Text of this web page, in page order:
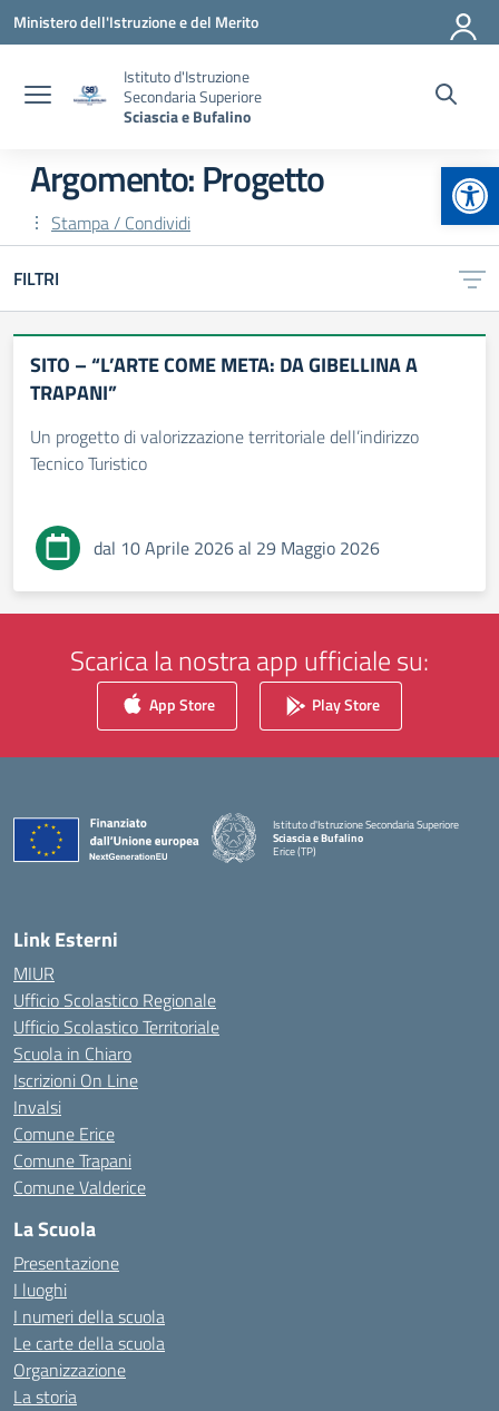
Vai ai contenuti
Vai al menu di navigazione
Vai al footer
Ministero dell'Istruzione e del Merito
Istituto d'Istruzione
Secondaria Superiore
Sciascia e Bufalino
Argomento: Progetto
Stampa / Condividi
FILTRI
SITO – “L’ARTE COME META: DA GIBELLINA A
TRAPANI”
Un progetto di valorizzazione territoriale dell’indirizzo
Tecnico Turistico
dal 10 Aprile 2026 al 29 Maggio 2026
Scarica la nostra app ufficiale su:
App Store Play Store
Istituto d'Istruzione Secondaria Superiore
Sciascia e Bufalino
Erice (TP)
Link Esterni
MIUR
Ufficio Scolastico Regionale
Ufficio Scolastico Territoriale
Scuola in Chiaro
Iscrizioni On Line
Invalsi
Comune Erice
Comune Trapani
Comune Valderice
La Scuola
Presentazione
I luoghi
I numeri della scuola
Le carte della scuola
Organizzazione
La storia